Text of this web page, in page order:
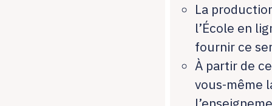
La
l’École en
fournir ce
À partir de
vous-même